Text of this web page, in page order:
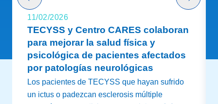
11/02/2026
TECYSS y Centro CARES colaboran
para mejorar la salud física y
psicológica de pacientes afectados
por patologías neurológicas
Los pacientes de TECYSS que hayan sufrido
un ictus o padezcan esclerosis múltiple